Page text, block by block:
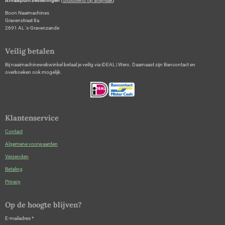
Boon Naaimachines
Gravenstraat 8a
2691 AL 's-Gravenzande
Veilig betalen
Bij naaimachinewebwinkel betaal je veilig via iDEAL | Wero. Daarnaast zijn Bancontact en
overboeken ook mogelijk.
Klantenservice
Contact
Algemene voorwaarden
Verzenden
Betaling
Privacy
Op de hoogte blijven?
E-mailadres *